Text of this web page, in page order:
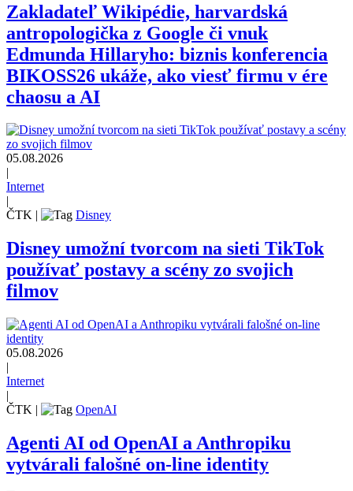
Zakladateľ Wikipédie, harvardská
antropologička z Google či vnuk
Edmunda Hillaryho: biznis konferencia
BIKOSS26 ukáže, ako viesť firmu v ére
chaosu a AI
05.08.2026
|
Internet
|
ČTK | Disney
Disney umožní tvorcom na sieti TikTok
používať postavy a scény zo svojich
filmov
05.08.2026
|
Internet
|
ČTK | OpenAI
Agenti AI od OpenAI a Anthropiku
vytvárali falošné on-line identity